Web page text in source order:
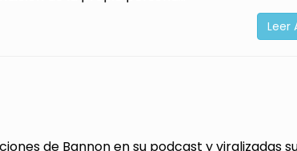
Leer
de Bannon en su podcast y viralizadas